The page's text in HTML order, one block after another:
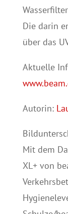
Die darin
über das
Aktuelle
Autorin:
Mit dem
XL+ von